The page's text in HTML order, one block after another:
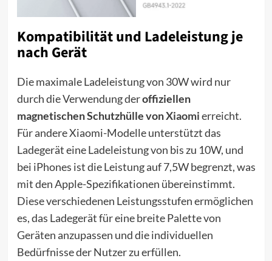
Kompatibilität und Ladeleistung je
nach Gerät
Die maximale Ladeleistung von 30W wird nur
durch die Verwendung deroffiziellen
magnetischen Schutzhülle vonXiaomierreicht.
Für andere Xiaomi-Modelle unterstützt das
Ladegerät eine Ladeleistung von bis zu 10W, und
bei iPhones ist die Leistung auf 7,5W begrenzt, was
mit den Apple-Spezifikationen übereinstimmt.
Diese verschiedenen Leistungsstufen ermöglichen
es, das Ladegerät für eine breite Palette von
Geräten anzupassen und die individuellen
Bedürfnisse der Nutzer zu erfüllen.